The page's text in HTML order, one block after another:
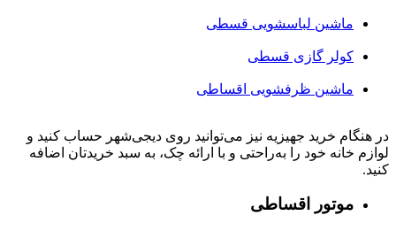
ماشین لباسشویی قسطی
کولر گازی قسطی
ماشین ظرفشویی اقساطی
در هنگام خرید جهیزیه نیز می‌توانید روی دیجی‌شهر حساب کنید و
لوازم خانه خود را به‌راحتی و با ارائه چک، به سبد خریدتان اضافه
کنید.
موتور اقساطی